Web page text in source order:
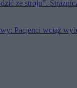
ze stroju”.
Pacjenci wciąż